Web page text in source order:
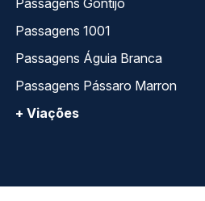
Passagens Gontijo
Passagens 1001
Passagens Águia Branca
Passagens Pássaro Marron
+ Viações